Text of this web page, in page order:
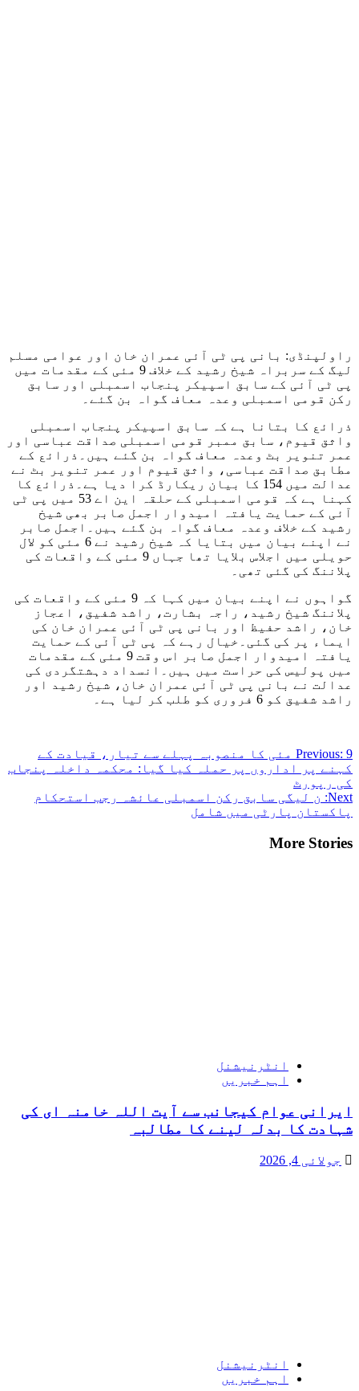
راولپنڈی: بانی پی ٹی آئی عمران خان اور عوامی مسلم
لیگ کے سربراہ شیخ رشید کے خلاف 9 مئی کے مقدمات میں
پی ٹی آئی کے سابق اسپیکر پنجاب اسمبلی اور سابق
رکن قومی اسمبلی وعدہ معاف گواہ بن گئے۔
ذرائع کا بتانا ہے کہ سابق اسپیکر پنجاب اسمبلی
واثق قیوم، سابق ممبر قومی اسمبلی صداقت عباسی اور
عمر تنویر بٹ وعدہ معاف گواہ بن گئے ہیں۔ذرائع کے
مطابق صداقت عباسی، واثق قیوم اور عمر تنویر بٹ نے
عدالت میں 154 کا بیان ریکارڈ کرا دیا ہے۔ذرائع کا
کہنا ہے کہ قومی اسمبلی کے حلقہ این اے 53 میں پی ٹی
آئی کے حمایت یافتہ امیدوار اجمل صابر بھی شیخ
رشید کے خلاف وعدہ معاف گواہ بن گئے ہیں۔اجمل صابر
نے اپنے بیان میں بتایا کہ شیخ رشید نے 6 مئی کو لال
حویلی میں اجلاس بلایا تھا جہاں 9 مئی کے واقعات کی
پلاننگ کی گئی تھی۔
گواہوں نے اپنے بیان میں کہا کہ 9 مئی کے واقعات کی
پلاننگ شیخ رشید، راجہ بشارت، راشد شفیق، اعجاز
خان، راشد حفیظ اور بانی پی ٹی آئی عمران خان کی
ایماء پر کی گئی۔خیال رہے کہ پی ٹی آئی کے حمایت
یافتہ امیدوار اجمل صابر اس وقت 9 مئی کے مقدمات
میں پولیس کی حراست میں ہیں۔انسداد دہشتگردی کی
عدالت نے بانی پی ٹی آئی عمران خان، شیخ رشید اور
راشد شفیق کو 6 فروری کو طلب کر لیا ہے۔
Post
navigation
Previous: 9 مئی کا منصوبہ پہلے سے تیار، قیادت کے
کہنے پر اداروں پر حملہ کیا گیا: محکمہ داخلہ پنجاب
کی رپورٹ
Next: ن لیگی سابق رکن اسمبلی عائشہ رجب استحکام
پاکستان پارٹی میں شامل
More Stories
انٹرنیشنل
اہم خبریں
ایرانی عوام کیجانب سے آیت اللہ خامنہ ای کی
شہادت کا بدلہ لینے کا مطالبہ
جولائی 4, 2026
انٹرنیشنل
اہم خبریں